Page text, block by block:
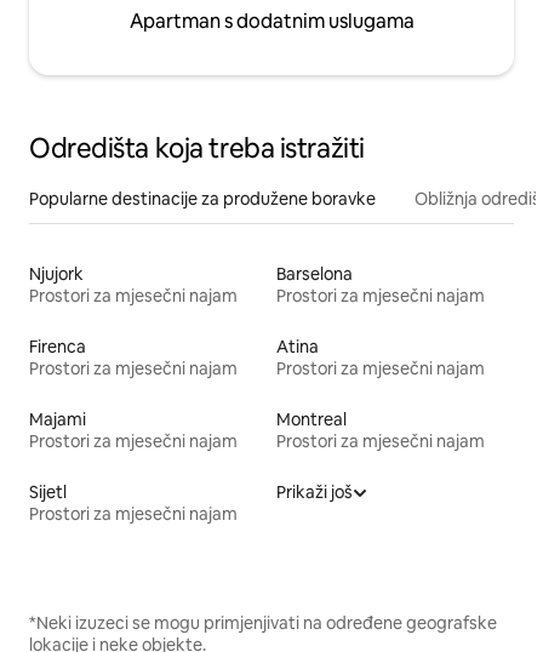
Apartman s dodatnim uslugama
Odredišta koja treba istražiti
Popularne destinacije za produžene boravke Obližnja
Njujork
Prostori za mjesečni najam
Barselona
Prostori za mjesečni najam
Firenca
Prostori za mjesečni najam
Atina
Prostori za mjesečni najam
Majami
Prostori za mjesečni najam
Montreal
Prostori za mjesečni najam
Sijetl
Prostori za mjesečni najam
Prikaži još
*Neki izuzeci se mogu primjenjivati na određene geografske
lokacije i neke objekte.